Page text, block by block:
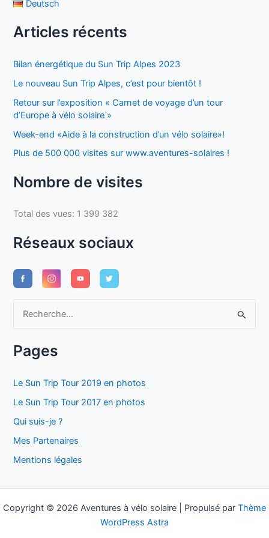
Deutsch
Articles récents
Bilan énergétique du Sun Trip Alpes 2023
Le nouveau Sun Trip Alpes, c’est pour bientôt !
Retour sur l’exposition « Carnet de voyage d’un tour
d’Europe à vélo solaire »
Week-end «Aide à la construction d’un vélo solaire»!
Plus de 500 000 visites sur www.aventures-solaires !
Nombre de visites
Total des vues: 1 399 382
Réseaux sociaux
h
h
e
r
Pages
Le Sun Trip Tour 2019 en photos
Le Sun Trip Tour 2017 en photos
Qui suis-je ?
Mes Partenaires
Mentions légales
Copyright © 2026 Aventures à vélo solaire | Propulsé par Thème
WordPress Astra